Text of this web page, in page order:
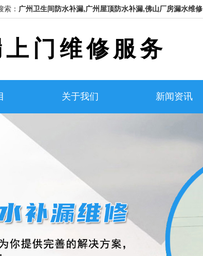
索： 广州卫生间防水补漏,广州屋顶防水补漏,佛山厂房漏水维修
门维修服务
关于我们 新闻资讯